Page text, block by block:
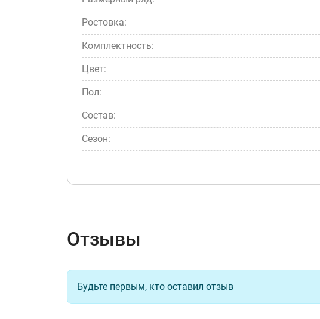
Ростовка:
Комплектность:
Цвет:
Пол:
Состав:
Сезон:
Отзывы
Будьте первым, кто оставил отзыв